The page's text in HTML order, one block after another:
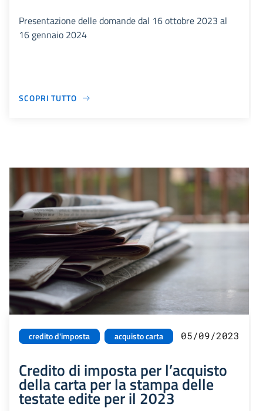
Presentazione delle domande dal 16 ottobre 2023 al
16 gennaio 2024
SCOPRI TUTTO
credito d'imposta acquisto carta 05/09/2023
Credito di imposta per l’acquisto
della carta per la stampa delle
testate edite per il 2023